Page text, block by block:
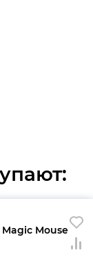
Mouse